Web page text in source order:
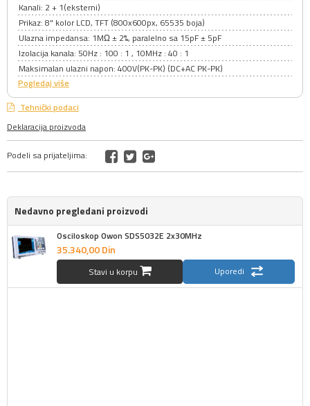
Kanali: 2 + 1(eksterni)
Prikaz: 8" kolor LCD, TFT (800x600px, 65535 boja)
Ulazna impedansa: 1MΩ ± 2%, paralelno sa 15pF ± 5pF
Izolacija kanala: 50Hz : 100 : 1 , 10MHz : 40 : 1
Maksimalan ulazni napon: 400V(PK-PK) (DC+AC PK-PK)
Pogledaj više
Tehnički podaci
Deklaracija proizvoda
Podeli sa prijateljima:
Nedavno pregledani proizvodi
Osciloskop Owon SDS5032E 2x30MHz
35.340,00Din
Stavi u korpu Uporedi